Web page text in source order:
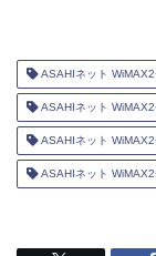
ASAHIネット
ASAHIネット
ASAHIネット
ASAHIネット